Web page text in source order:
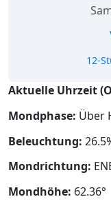
12-
Aktuelle Uhrzeit
Mondphase: Über
Beleuchtung:
Mondrichtung:
Mondhöhe: 62.36°